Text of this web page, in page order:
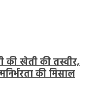
की खेती की तस्वीर,
की मिसाल